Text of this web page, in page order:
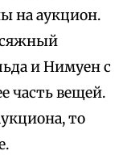
на аукцион.
и Нимуен с
часть вещей.
то